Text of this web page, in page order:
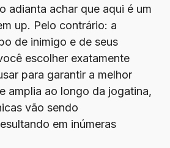
adianta achar que aqui é um
up. Pelo contrário: a
de inimigo e de seus
escolher exatamente
para garantir a melhor
amplia ao longo da jogatina,
vão sendo
em inúmeras